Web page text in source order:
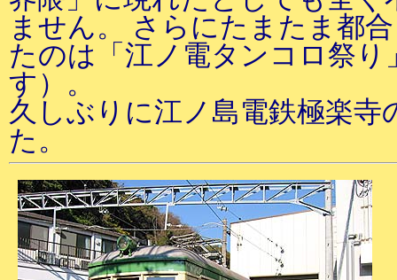
ません。 さらにたまたま都
たのは「江ノ電タンコロ祭り
す）。
久しぶりに江ノ島電鉄極楽寺
た。